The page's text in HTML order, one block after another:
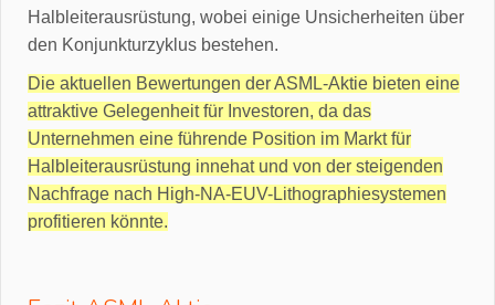
Halbleiterausrüstung, wobei einige Unsicherheiten über
den Konjunkturzyklus bestehen.
Die aktuellen Bewertungen der ASML-Aktie bieten eine
attraktive Gelegenheit für Investoren, da das
Unternehmen eine führende Position im Markt für
Halbleiterausrüstung innehat und von der steigenden
Nachfrage nach High-NA-EUV-Lithographiesystemen
profitieren könnte.